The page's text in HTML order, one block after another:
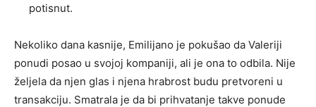
potisnut.
Nekoliko dana kasnije, Emilijano je pokušao da Valeriji
ponudi posao u svojoj kompaniji, ali je ona to odbila. Nije
željela da njen glas i njena hrabrost budu pretvoreni u
transakciju. Smatrala je da bi prihvatanje takve ponude